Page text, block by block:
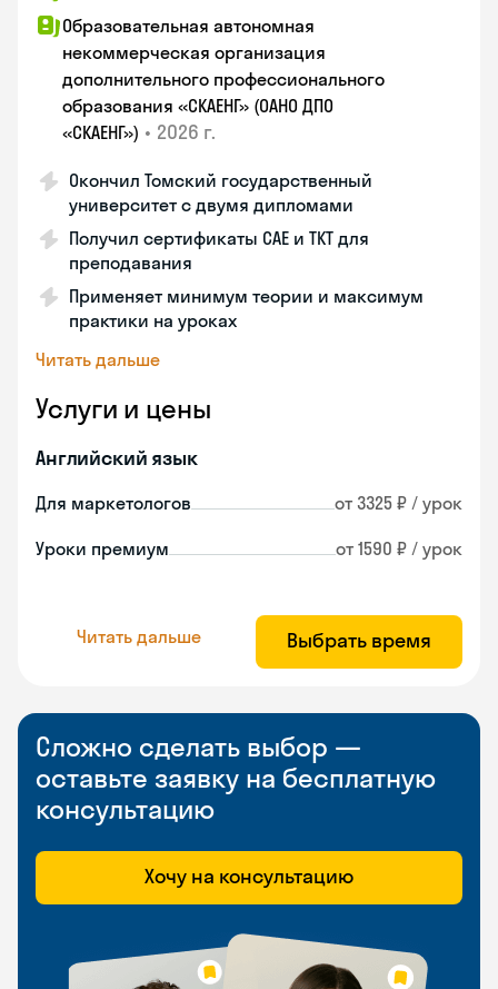
Образовательная автономная
некоммерческая организация
дополнительного профессионального
образования «СКАЕНГ» (ОАНО ДПО
«СКАЕНГ») • 2026 г.
Окончил Томский государственный
университет с двумя дипломами
Получил сертификаты CAE и TKT для
преподавания
Применяет минимум теории и максимум
практики на уроках
Читать дальше
Услуги и цены
Английский язык
Для маркетологов от 3325 ₽ / урок
Уроки премиум от 1590 ₽ / урок
Читать дальше Выбрать время
Сложно сделать выбор —
оставьте заявку на бесплатную
консультацию
Хочу на консультацию